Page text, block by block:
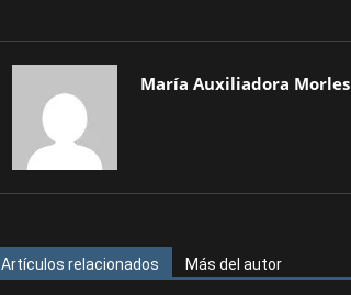
María Auxiliadora Morles
Artículos relacionados Más del autor